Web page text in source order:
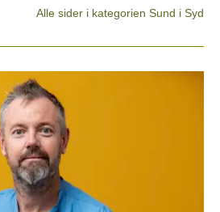
Alle sider i kategorien Sund i Syd